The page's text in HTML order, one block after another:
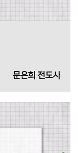
문은희 전도사